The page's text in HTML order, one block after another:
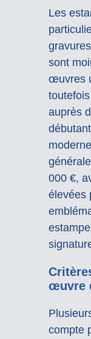
Les
sont
œuvres
auprès
000 €,
élevées
œuvre
compte